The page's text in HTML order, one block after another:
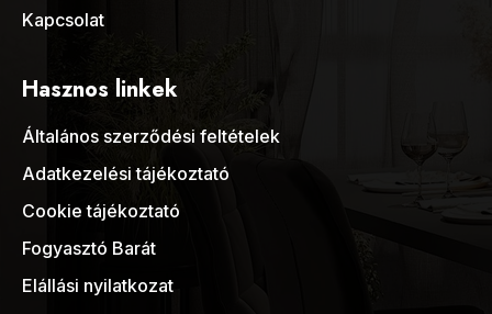
Kapcsolat
Hasznos linkek
Általános szerződési feltételek
Adatkezelési tájékoztató
Cookie tájékoztató
Fogyasztó Barát
Elállási nyilatkozat